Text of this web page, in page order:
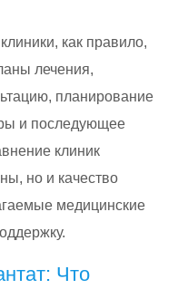
как правило,
лечения,
планирование
и последующее
клиник
но и качество
медицинские
Что